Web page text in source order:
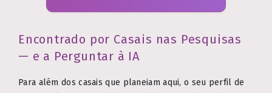
Encontrado por Casais nas Pesquisas
— e a Perguntar à IA
Para além dos casais que planeiam aqui, o seu perfil de